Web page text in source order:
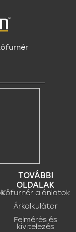
TOVÁBBI
OLDALAK
Kőfurnér ajánlatok
Árkalkulátor
Felmérés és
kivitelezés